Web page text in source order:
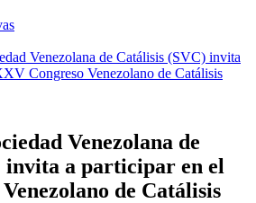
Venezolana de Catálisis (SVC) invita
Congreso Venezolano de Catálisis
Venezolana de
invita a participar en el
de Catálisis